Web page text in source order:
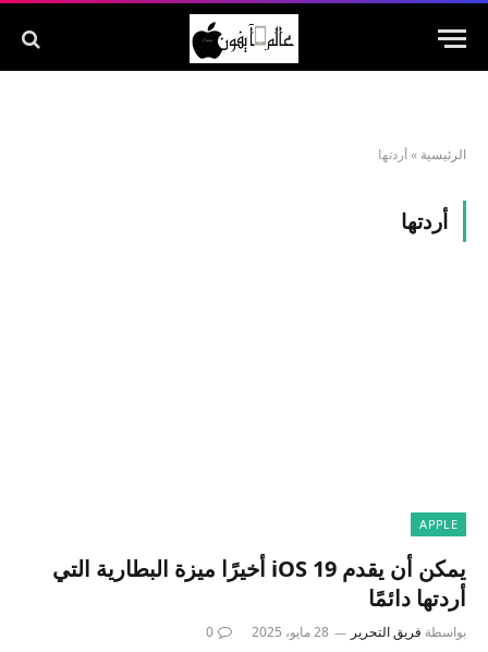
الرئيسية »أردتها
أردتها
APPLE
يمكن أن يقدم iOS 19 أخيرًا ميزة البطارية التي
أردتها دائمًا
بواسطة فريق التحرير 28 مايو، 2025 0